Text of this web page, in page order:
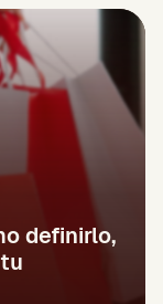
definirlo,